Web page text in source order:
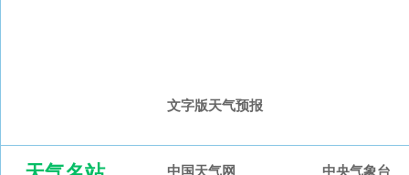
文字版天气预报
中国天气网 中央气象台